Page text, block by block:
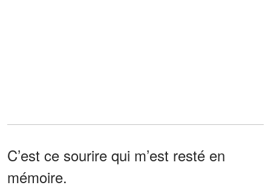
C’est ce sourire qui m’est resté en
mémoire.